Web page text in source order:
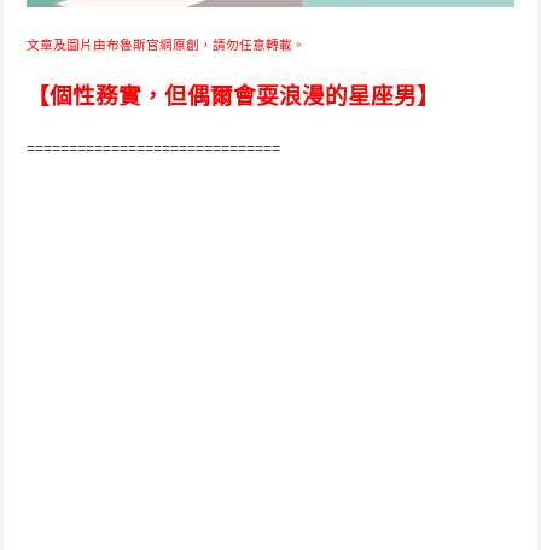
文章及圖片由布魯斯官網原創，請勿任意轉載。
【個性務實，但偶爾會耍浪漫的星座男】
==============================